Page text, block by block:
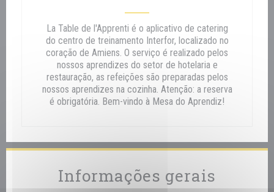
La Table de l'Apprenti é o aplicativo de catering
do centro de treinamento Interfor, localizado no
coração de Amiens. O serviço é realizado pelos
nossos aprendizes do setor de hotelaria e
restauração, as refeições são preparadas pelos
nossos aprendizes na cozinha. Atenção: a reserva
é obrigatória. Bem-vindo à Mesa do Aprendiz!
Informações gerais